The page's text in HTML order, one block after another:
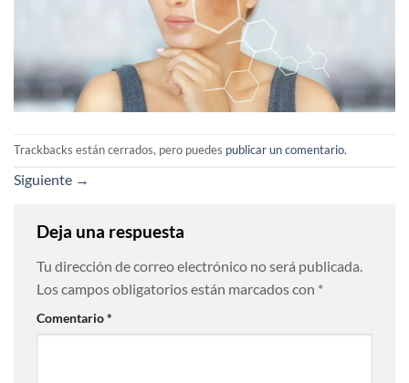
Trackbacks están cerrados, pero puedes publicar un comentario.
Siguiente →
Deja una respuesta
Tu dirección de correo electrónico no será publicada.
Los campos obligatorios están marcados con *
Comentario*